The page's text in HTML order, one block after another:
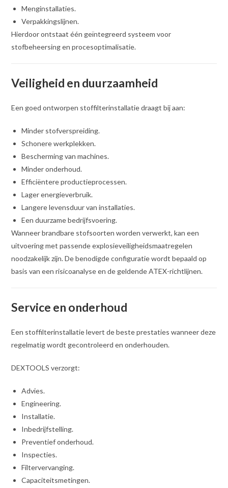
Menginstallaties.
Verpakkingslijnen.
Hierdoor ontstaat één geïntegreerd systeem voor
stofbeheersing en procesoptimalisatie.
Veiligheid en duurzaamheid
Een goed ontworpen stoffilterinstallatie draagt bij aan:
Minder stofverspreiding.
Schonere werkplekken.
Bescherming van machines.
Minder onderhoud.
Efficiëntere productieprocessen.
Lager energieverbruik.
Langere levensduur van installaties.
Een duurzame bedrijfsvoering.
Wanneer brandbare stofsoorten worden verwerkt, kan een
uitvoering met passende explosieveiligheidsmaatregelen
noodzakelijk zijn. De benodigde configuratie wordt bepaald op
basis van een risicoanalyse en de geldende ATEX-richtlijnen.
Service en onderhoud
Een stoffilterinstallatie levert de beste prestaties wanneer deze
regelmatig wordt gecontroleerd en onderhouden.
DEXTOOLS verzorgt:
Advies.
Engineering.
Installatie.
Inbedrijfstelling.
Preventief onderhoud.
Inspecties.
Filtervervanging.
Capaciteitsmetingen.